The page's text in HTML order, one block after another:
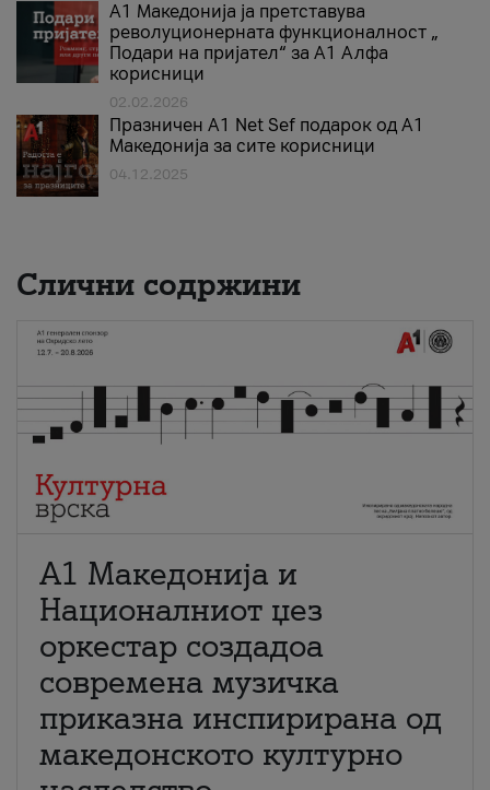
А1 Македонија ја претставува
револуционерната функционалност „
Подари на пријател“ за А1 Алфа
корисници
02.02.2026
Празничен A1 Net Sеf подарок од А1
Македонија за сите корисници
04.12.2025
Слични содржини
А1 Македонија и
Националниот џез
оркестар создадоа
современа музичка
приказна инспирирана од
македонското културно